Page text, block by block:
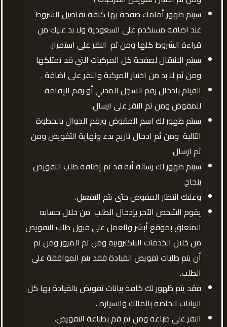
سيتم ظهور أمامك صفحة بها كافة تفاصيل الشروط
عند اضافة مستخدم على السعودية ولا بد عليك من
قراءة الشروط كلها ومن ثم النقر على استمرار.
سيتم الانتقال لصفحة كل المركبات التي قد تمتلكها
ومن ثم لا بد من اختيار المركبة والنقر على اضافة .
القيام بادخال رقم السجل المدني أو رقم الإقامة
للمفوض ومن ثم النقر على ارسال.
سيتم ظهور لك اسم المفوض ورقم الجوال بالخطوة
التالية ومن ثم ادخال تاريخ بدء ونهاية التفويض ومن
ثم ارسال.
سيتم ظهور لك رسالة أنه قد تم إضافة طلب التفويض
بنجاح.
وعليك انتظار المفوض حتى يتم التفعيل.
يقوم الشخص الآخر بإدخال الطلب من خلال حسابه
المتعلق بموقع أبشر والعمل على قبول طلب التفويض
من خلال الخدمات الالكترونية ومن ثم المرور ومن ثم
أن يتم طلبات تفويض القيادة فقد يتم الموافقة على
الطلب.
فقد يتم ظهور لك كافة بيانات تفويض بالقيادة بها كل
البيانات الخاصة بالمالك والسيارة .
النقر على طباعة ومن ثم قم بطباعة التفويض.